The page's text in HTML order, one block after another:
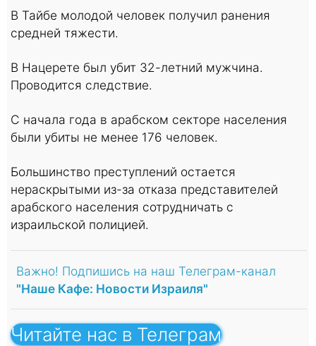
В Тайбе молодой человек получил ранения
средней тяжести.
В Нацерете был убит 32-летний мужчина.
Проводится следствие.
С начала года в арабском секторе населения
были убиты не менее 176 человек.
Большинство преступлений остается
нераскрытыми из-за отказа представителей
арабского населения сотрудничать с
израильской полицией.
Важно! Подпишись на наш Телеграм-канал
"Наше Кафе: Новости Израиля"
Читайте нас в Телеграм